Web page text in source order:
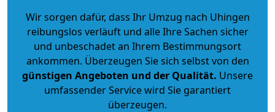
Wir sorgen dafür, dass Ihr Umzug nach Uhingen
reibungslos verläuft und alle Ihre Sachen sicher
und unbeschadet an Ihrem Bestimmungsort
ankommen. Überzeugen Sie sich selbst von den
günstigen Angeboten und der Qualität. Unsere
umfassender Service wird Sie garantiert
überzeugen.